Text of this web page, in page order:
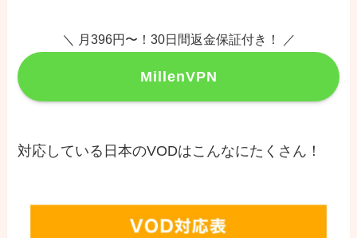
＼ 月396円〜！30日間返金保証付き！ ／
MillenVPN
対応している日本のVODはこんなにたくさん！